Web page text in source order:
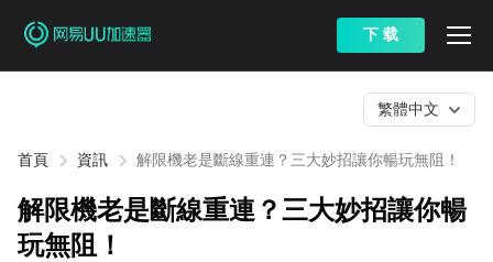
下 载
首頁 資訊 解限機老是斷線重連？三大妙招讓你暢玩無阻！
繁體中文
解限機老是斷線重連？三大妙招讓你暢
玩無阻！